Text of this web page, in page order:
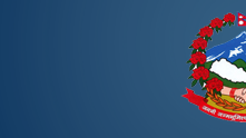
Skip to
main
content